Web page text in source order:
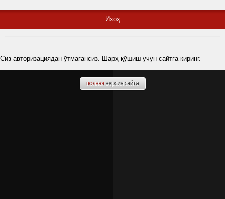
Изоҳ
Сиз авторизациядан ўтмагансиз. Шарҳ қўшиш учун сайтга киринг.